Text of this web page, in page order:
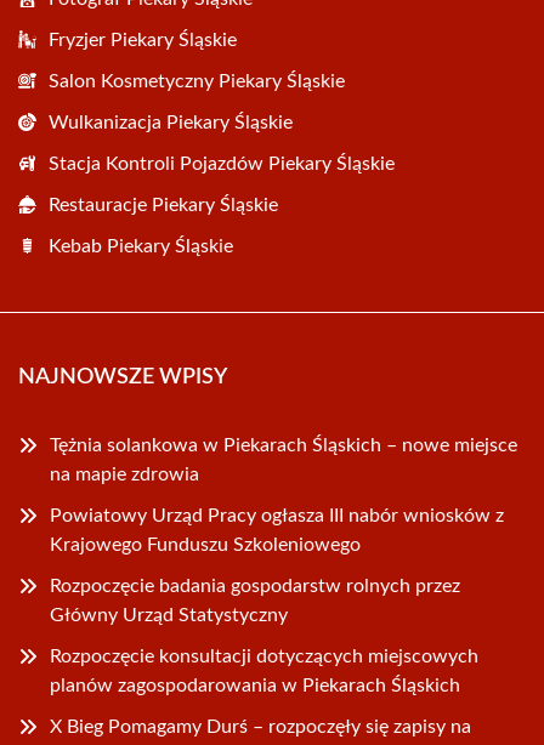
Fryzjer Piekary Śląskie
Salon Kosmetyczny Piekary Śląskie
Wulkanizacja Piekary Śląskie
Stacja Kontroli Pojazdów Piekary Śląskie
Restauracje Piekary Śląskie
Kebab Piekary Śląskie
NAJNOWSZE WPISY
Tężnia solankowa w Piekarach Śląskich – nowe miejsce
na mapie zdrowia
Powiatowy Urząd Pracy ogłasza III nabór wniosków z
Krajowego Funduszu Szkoleniowego
Rozpoczęcie badania gospodarstw rolnych przez
Główny Urząd Statystyczny
Rozpoczęcie konsultacji dotyczących miejscowych
planów zagospodarowania w Piekarach Śląskich
X Bieg Pomagamy Durś – rozpoczęły się zapisy na